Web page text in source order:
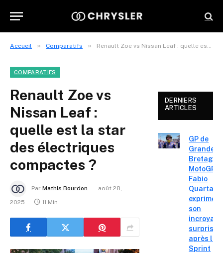
Accueil » Comparatifs » Renault Zoe vs Nissan Leaf : quelle est la star des électriques compactes ?
COMPARATIFS
Renault Zoe vs
Nissan Leaf :
quelle est la star
des électriques
compactes ?
Par Mathis Bourdon
août 28,
2025
11 Min
DERNIERS
ARTICLES
GP de
Grande-
Bretagne
MotoGP :
Fabio
exprime
son
surprise
après le
Sprint